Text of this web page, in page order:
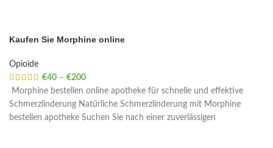
Kaufen Sie Morphine online
Opioide
€40 – €200
Morphine bestellen online apotheke für schnelle und effektive
Schmerzlinderung Natürliche Schmerzlinderung mit Morphine
bestellen apotheke Suchen Sie nach einer zuverlässigen